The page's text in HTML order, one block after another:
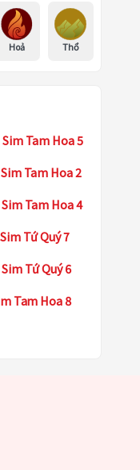
Hoả Thổ
Sim Tam Hoa 5
Sim Tam Hoa 2
Sim Tam Hoa 4
Sim Tứ Quý 7
Sim Tứ Quý 6
Tam Hoa 8